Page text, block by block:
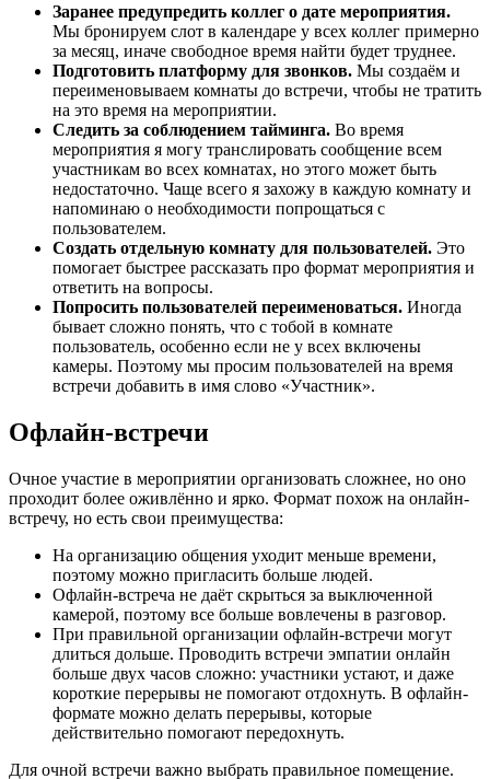
Заранее предупредить коллег о дате мероприятия.
Мы бронируем слот в календаре у всех коллег примерно
за месяц, иначе свободное время найти будет труднее.
Подготовить платформу для звонков. Мы создаём и
переименовываем комнаты до встречи, чтобы не тратить
на это время на мероприятии.
Следить за соблюдением тайминга. Во время
мероприятия я могу транслировать сообщение всем
участникам во всех комнатах, но этого может быть
недостаточно. Чаще всего я захожу в каждую комнату и
напоминаю о необходимости попрощаться с
пользователем.
Создать отдельную комнату для пользователей. Это
помогает быстрее рассказать про формат мероприятия и
ответить на вопросы.
Попросить пользователей переименоваться. Иногда
бывает сложно понять, что с тобой в комнате
пользователь, особенно если не у всех включены
камеры. Поэтому мы просим пользователей на время
встречи добавить в имя слово «Участник».
Офлайн-встречи
Очное участие в мероприятии организовать сложнее, но оно
проходит более оживлённо и ярко. Формат похож на онлайн-
встречу, но есть свои преимущества:
На организацию общения уходит меньше времени,
поэтому можно пригласить больше людей.
Офлайн-встреча не даёт скрыться за выключенной
камерой, поэтому все больше вовлечены в разговор.
При правильной организации офлайн-встречи могут
длиться дольше. Проводить встречи эмпатии онлайн
больше двух часов сложно: участники устают, и даже
короткие перерывы не помогают отдохнуть. В офлайн-
формате можно делать перерывы, которые
действительно помогают передохнуть.
Для очной встречи важно выбрать правильное помещение.